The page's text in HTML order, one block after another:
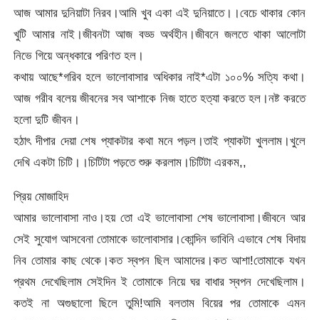
আজ আমার দুনিয়াটা নিরব।আমি খুব একা এই দুনিয়াতে।।বেচে থাকার কোন
খুটি আমার নাই।জীবনটা আজ বড্ড অর্থহীন।জীবনে জলতে থাকা আলোটা
নিভে গিয়ে অন্ধকারে পরিণত হল।
কথায় আছে*গরিব হলে ভালোবাসার অধিকার নাই*এটা ১০০% সত্যি কথা।
আজ গরীব বলেয় জীবনের সব আশাকে নিজ হাতে হত্যা করতে হল।নষ্ট করতে
হলো দুটি জীবন।
হঠাৎ দীপার দেয়া শেষ প্যাকটার কথা মনে পড়ল।তাই প্যাকটা খুললাম।খুলে
দেখি একটা চিটি।।চিটিটা পড়তে শুরু করলাম।চিটিটা এরকম,,
প্রিয় মোজাহিদ
আমার ভালোবাসা নাও।হয় তো এই ভালোবাসা শেষ ভালোবাসা।জীবনে আর
সেই সুযোগ আসবেনা তোমাকে ভালোবাসার।কোন্দিন ভাবিনি এভাবে শেষ বিদায়
নিব তোমার কাছ থেকে।কত স্বপন ছিল আমাদের।কত আশা!তোমাকে যখন
প্রথম দেখেছিলাম সেইদিন ই তোমাকে নিয়ে ঘর বাধার স্বপন দেখেছিলাম।
কতই না অগুছালো ছিলে তুমি!আমি বলতাম বিয়ের পর তোমাকে এমন